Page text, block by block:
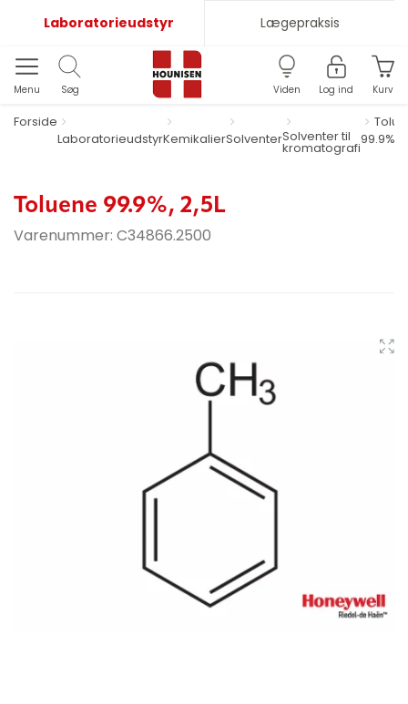
Laboratorieudstyr Lægepraksis
Menu Søg Viden Log ind Kurv
Forside
LaboratorieudstyrKemikalierSolventerSolventer til
kromatografi
99.9%,
Toluene 99.9%, 2,5L
Varenummer: C34866.2500